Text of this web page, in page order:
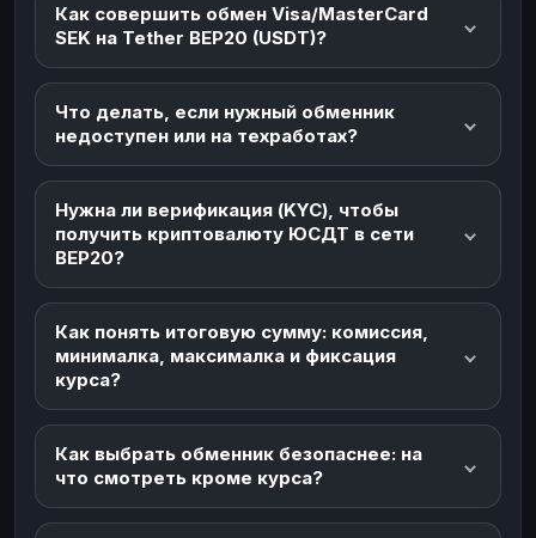
Как совершить обмен Visa/MasterCard
SEK на Tether BEP20 (USDT)?
Что делать, если нужный обменник
недоступен или на техработах?
Нужна ли верификация (KYC), чтобы
получить криптовалюту ЮСДТ в сети
BEP20?
Как понять итоговую сумму: комиссия,
минималка, максималка и фиксация
курса?
Как выбрать обменник безопаснее: на
что смотреть кроме курса?